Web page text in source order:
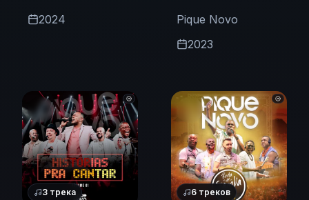
2024
Pique Novo
2023
3 трека 6 треков